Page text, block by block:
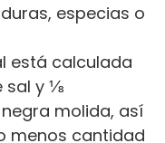
especias o
está calculada
sal y ⅛
molida, así
menos cantidad